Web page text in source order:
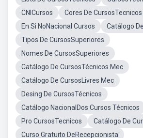
CNICursos
Cores De CursosTecnicos
En Si NoNacional Cursos
Catálogo
Tipos De CursosSuperiores
Nomes De CursosSuperiores
Catálogo De CursosTécnicos Mec
Catálogo De CursosLivres Mec
Desing De CursosTécnicos
Catálogo NacionalDos Cursos Técnicos
Pro CursosTecnicos
Catálogo De
Curso Gratuito DeRecepcionista